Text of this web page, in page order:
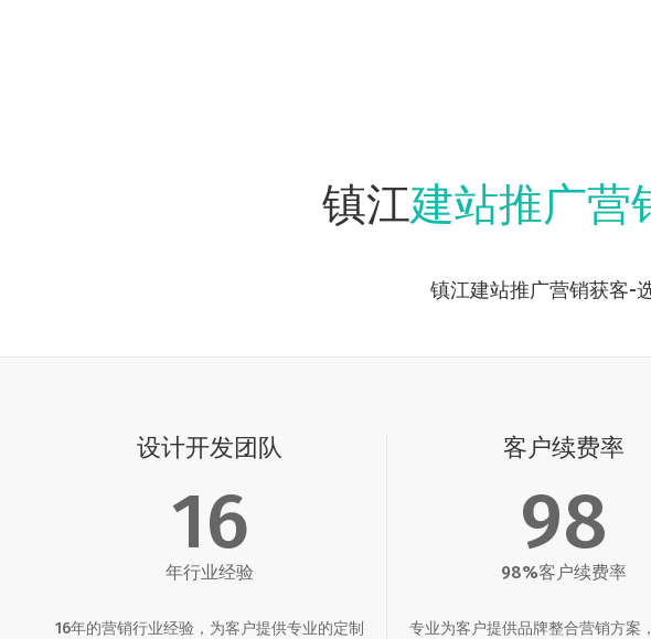
镇江建站推广营
镇江建站推广营销获客-
设计开发团队
16
年行业经验
16年的营销行业经验，为客户提供专业的定制
客户续费率
98
98%客户续费率
专业为客户提供品牌整合营销方案